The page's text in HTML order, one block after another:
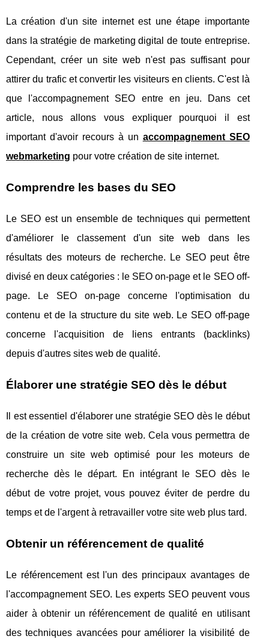
La création d'un site internet est une étape importante
dans la stratégie de marketing digital de toute entreprise.
Cependant, créer un site web n'est pas suffisant pour
attirer du trafic et convertir les visiteurs en clients. C'est là
que l'accompagnement SEO entre en jeu. Dans cet
article, nous allons vous expliquer pourquoi il est
important d'avoir recours à un accompagnement SEO
webmarketing pour votre création de site internet.
Comprendre les bases du SEO
Le SEO est un ensemble de techniques qui permettent
d'améliorer le classement d'un site web dans les
résultats des moteurs de recherche. Le SEO peut être
divisé en deux catégories : le SEO on-page et le SEO off-
page. Le SEO on-page concerne l'optimisation du
contenu et de la structure du site web. Le SEO off-page
concerne l'acquisition de liens entrants (backlinks)
depuis d'autres sites web de qualité.
Élaborer une stratégie SEO dès le début
Il est essentiel d'élaborer une stratégie SEO dès le début
de la création de votre site web. Cela vous permettra de
construire un site web optimisé pour les moteurs de
recherche dès le départ. En intégrant le SEO dès le
début de votre projet, vous pouvez éviter de perdre du
temps et de l'argent à retravailler votre site web plus tard.
Obtenir un référencement de qualité
Le référencement est l'un des principaux avantages de
l'accompagnement SEO. Les experts SEO peuvent vous
aider à obtenir un référencement de qualité en utilisant
des techniques avancées pour améliorer la visibilité de